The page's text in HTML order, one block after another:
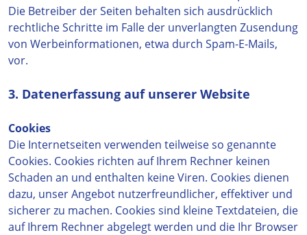
Die Betreiber der Seiten behalten sich ausdrücklich
rechtliche Schritte im Falle der unverlangten Zusendung
von Werbeinformationen, etwa durch Spam-E-Mails,
vor.
3. Datenerfassung auf unserer Website
Cookies
Die Internetseiten verwenden teilweise so genannte
Cookies. Cookies richten auf Ihrem Rechner keinen
Schaden an und enthalten keine Viren. Cookies dienen
dazu, unser Angebot nutzerfreundlicher, effektiver und
sicherer zu machen. Cookies sind kleine Textdateien, die
auf Ihrem Rechner abgelegt werden und die Ihr Browser